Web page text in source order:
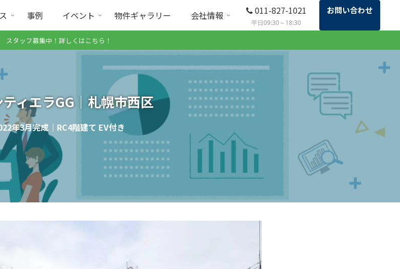
事例 イベント 物件ギャラリー 会社情報 011-827-1021
平日09:30～18:30
お問い合わせ
スタッフ募集中！詳しくはこちら！
ィエラGG｜札幌市西区
年3月完成｜RC4階建て EV付き